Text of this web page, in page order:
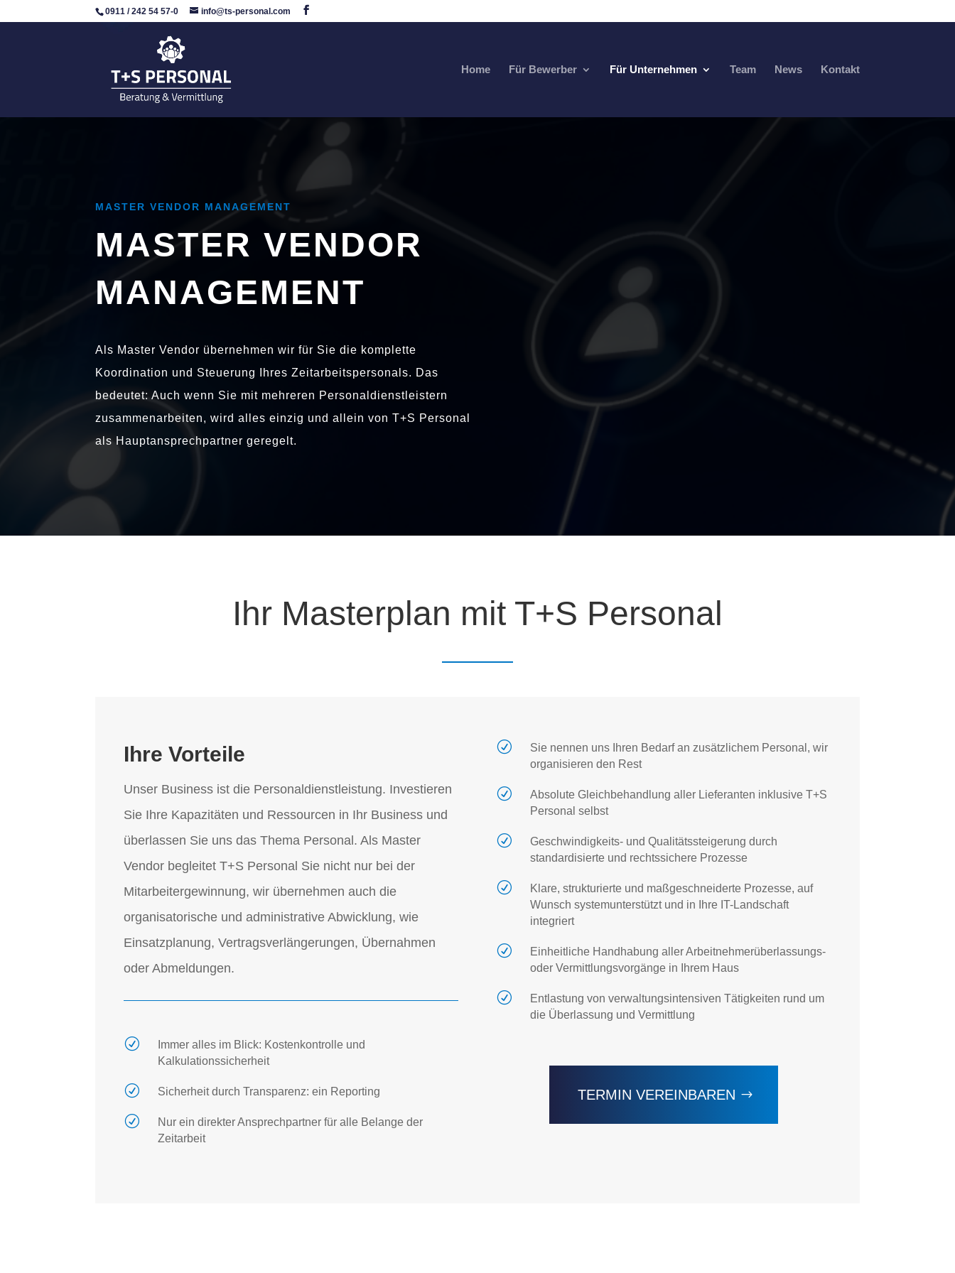
0911 / 242 54 57-0 info@ts-personal.com
Home Für Bewerber Für Unternehmen Team News Kontakt
MASTER VENDOR MANAGEMENT
MASTER VENDOR
MANAGEMENT
Als Master Vendor übernehmen wir für Sie die komplette
Koordination und Steuerung Ihres Zeitarbeitspersonals. Das
bedeutet: Auch wenn Sie mit mehreren Personaldienstleistern
zusammenarbeiten, wird alles einzig und allein von T+S Personal
als Hauptansprechpartner geregelt.
Ihr Masterplan mit T+S Personal
Ihre Vorteile
Unser Business ist die Personaldienstleistung. Investieren
Sie Ihre Kapazitäten und Ressourcen in Ihr Business und
überlassen Sie uns das Thema Personal. Als Master
Vendor begleitet T+S Personal Sie nicht nur bei der
Mitarbeitergewinnung, wir übernehmen auch die
organisatorische und administrative Abwicklung, wie
Einsatzplanung, Vertragsverlängerungen, Übernahmen
oder Abmeldungen.
R
Immer alles im Blick: Kostenkontrolle und
Kalkulationssicherheit
R Sicherheit durch Transparenz: ein Reporting
R
Nur ein direkter Ansprechpartner für alle Belange der
Zeitarbeit
R
Sie nennen uns Ihren Bedarf an zusätzlichem Personal, wir
organisieren den Rest
R
Absolute Gleichbehandlung aller Lieferanten inklusive T+S
Personal selbst
R
Geschwindigkeits- und Qualitätssteigerung durch
standardisierte und rechtssichere Prozesse
R
Klare, strukturierte und maßgeschneiderte Prozesse, auf
Wunsch systemunterstützt und in Ihre IT-Landschaft
integriert
R
Einheitliche Handhabung aller Arbeitnehmerüberlassungs-
oder Vermittlungsvorgänge in Ihrem Haus
R
Entlastung von verwaltungsintensiven Tätigkeiten rund um
die Überlassung und Vermittlung
TERMIN VEREINBAREN